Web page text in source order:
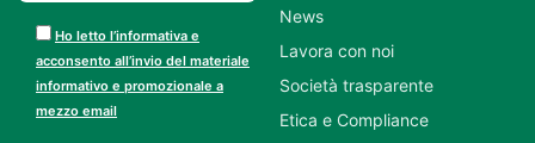
Ho letto l’informativa e
acconsento all’invio del materiale
informativo e promozionale a
mezzo email
News
Lavora con noi
Società trasparente
Etica e Compliance